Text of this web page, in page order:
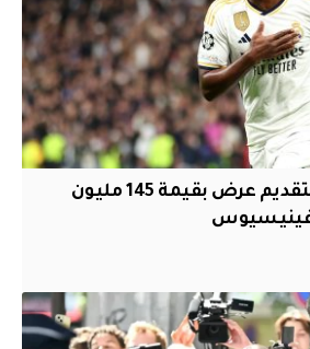
آرسنال يستعد لتقديم عرض بقيمة 145 مليون
فينيسيوس